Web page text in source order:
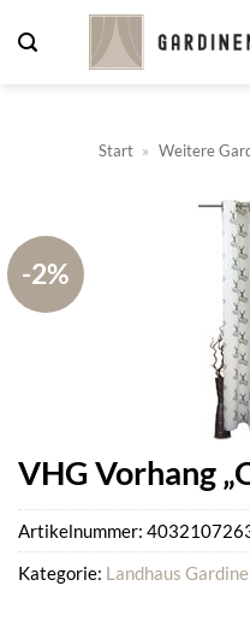
Inhalt
Start » Weitere
-2%
VHG Vorhang
Artikelnummer:
Kategorie: Landhaus